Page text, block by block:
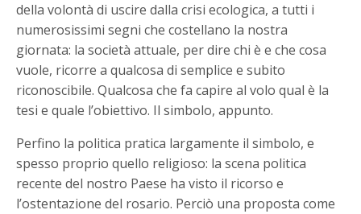
della volontà di uscire dalla crisi ecologica, a tutti i
numerosissimi segni che costellano la nostra
giornata: la società attuale, per dire chi è e che cosa
vuole, ricorre a qualcosa di semplice e subito
riconoscibile. Qualcosa che fa capire al volo qual è la
tesi e quale l’obiettivo. Il simbolo, appunto.
Perfino la politica pratica largamente il simbolo, e
spesso proprio quello religioso: la scena politica
recente del nostro Paese ha visto il ricorso e
l’ostentazione del rosario. Perciò una proposta come